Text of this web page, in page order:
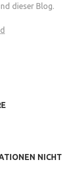
dieser Blog.
NICHT